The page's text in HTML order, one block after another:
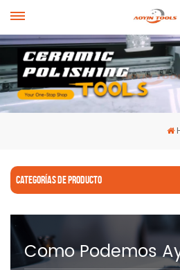
CATEGORÍAS DE PRODUCTO
Como Podemos